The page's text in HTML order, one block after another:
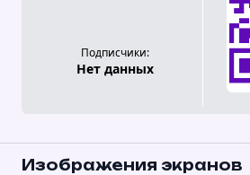
Подписчики:
Нет данных
Изображения экранов